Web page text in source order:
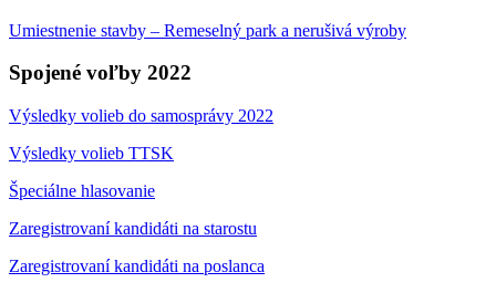
Umiestnenie stavby – Remeselný park a nerušivá výroby
Spojené voľby 2022
Výsledky volieb do samosprávy 2022
Výsledky volieb TTSK
Špeciálne hlasovanie
Zaregistrovaní kandidáti na starostu
Zaregistrovaní kandidáti na poslanca